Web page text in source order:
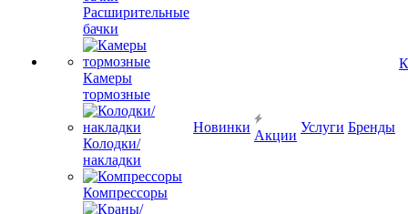
Расширительные
бачки
Камеры
тормозные
Колодки/
накладки
Компрессоры
Новинки
Акции
Услуги Бренды